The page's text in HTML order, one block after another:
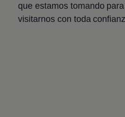
que estamos tomando
visitarnos con toda